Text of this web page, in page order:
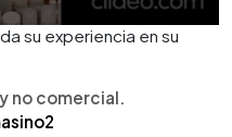
su experiencia en su
no comercial.